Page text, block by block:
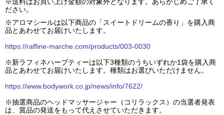
※送料はお買い上げ金額の対象外となります。あらかじめご了承く
ださい。
※アロマシールは以下商品の「スイートドリームの香り」を購入商
品とあわせてお届けいたします。
https://raffine-marche.com/products/003-0030
※新ラフィネハーブティーは以下3種類のうちいずれか1袋を購入商
品とあわせてお届けいたします。種類はお選びいただけません。
https://www.bodywork.co.jp/news/info/7622/
※抽選商品のヘッドマッサージャー（コリラックス）の当選者発表
は、賞品の発送をもって代えさせていただきます。